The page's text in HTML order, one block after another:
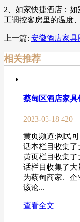
2、如家快捷酒店：
工调控客房里的温度
上一篇: 安徽酒店家具
相关推荐
蔡甸区酒店家具
2023-03-18 420
黄页频道:网民
话本栏目收集了
黄页栏目收集
话栏目收集了
为蔡甸商家、
该论...
查看全文